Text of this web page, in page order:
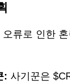
류로 인한
: 사기꾼은